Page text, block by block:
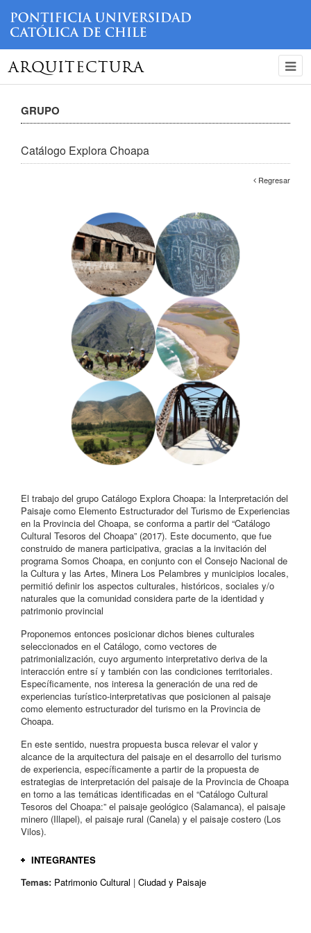
ARQUITECTURA
GRUPO
Catálogo Explora Choapa
Regresar
El trabajo del grupo Catálogo Explora Choapa: la Interpretación del
Paisaje como Elemento Estructurador del Turismo de Experiencias
en la Provincia del Choapa, se conforma a partir del “Catálogo
Cultural Tesoros del Choapa” (2017). Este documento, que fue
construido de manera participativa, gracias a la invitación del
programa Somos Choapa, en conjunto con el Consejo Nacional de
la Cultura y las Artes, Minera Los Pelambres y municipios locales,
permitió definir los aspectos culturales, históricos, sociales y/o
naturales que la comunidad considera parte de la identidad y
patrimonio provincial
Proponemos entonces posicionar dichos bienes culturales
seleccionados en el Catálogo, como vectores de
patrimonialización, cuyo argumento interpretativo deriva de la
interacción entre sí y también con las condiciones territoriales.
Específicamente, nos interesa la generación de una red de
experiencias turístico-interpretativas que posicionen al paisaje
como elemento estructurador del turismo en la Provincia de
Choapa.
En este sentido, nuestra propuesta busca relevar el valor y
alcance de la arquitectura del paisaje en el desarrollo del turismo
de experiencia, específicamente a partir de la propuesta de
estrategias de interpretación del paisaje de la Provincia de Choapa
en torno a las temáticas identificadas en el “Catálogo Cultural
Tesoros del Choapa:” el paisaje geológico (Salamanca), el paisaje
minero (Illapel), el paisaje rural (Canela) y el paisaje costero (Los
Vilos).
INTEGRANTES
Lía Aliaga
Temas: Patrimonio Cultural | Ciudad y Paisaje